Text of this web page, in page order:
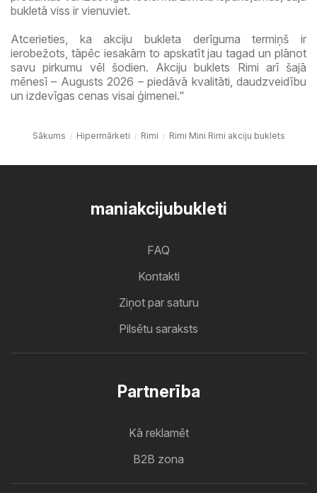
bukletā viss ir vienuviet.
Atcerieties, ka akciju bukleta derīguma termiņš ir
ierobežots, tāpēc iesakām to apskatīt jau tagad un plānot
savu pirkumu vēl šodien. Akciju buklets Rimi arī šajā
mēnesī – Augusts 2026 – piedāvā kvalitāti, daudzveidību
un izdevīgas cenas visai ģimenei."
Sākums Hipermārketi Rimi Rimi Mini Rimi akciju buklets
maniakcijubukleti
FAQ
Kontakti
Ziņot par saturu
Pilsētu saraksts
Partnerība
Kā reklamēt
B2B zona